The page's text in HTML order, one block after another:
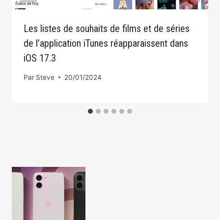
Les listes de souhaits de films et de séries
de l’application iTunes réapparaissent dans
iOS 17.3
Par Steve 20/01/2024